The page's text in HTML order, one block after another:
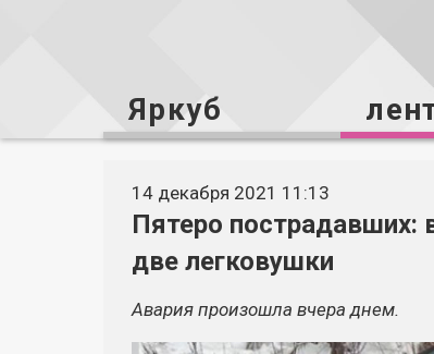
Яркуб
14 декабря 2021 11:13
Пятеро пострадавших:
две легковушки
Авария произошла вчера днем.